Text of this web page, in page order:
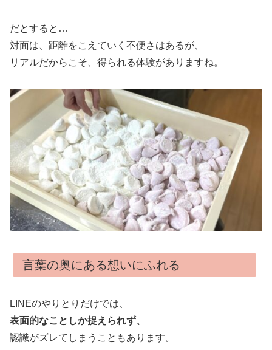
だとすると…
対面は、距離をこえていく不便さはあるが、
リアルだからこそ、得られる体験がありますね。
言葉の奥にある想いにふれる
LINEのやりとりだけでは、
表面的なことしか捉えられず、
認識がズレてしまうこともあります。